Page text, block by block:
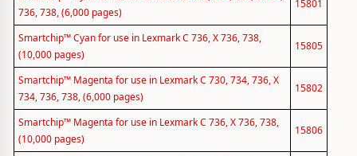
736, 738, (6,000 pages)
15801
Smartchip™ Cyan for use in Lexmark C 736, X 736, 738,
(10,000 pages)
15805
Smartchip™ Magenta for use in Lexmark C 730, 734, 736, X
734, 736, 738, (6,000 pages)
15802
Smartchip™ Magenta for use in Lexmark C 736, X 736, 738,
(10,000 pages)
15806